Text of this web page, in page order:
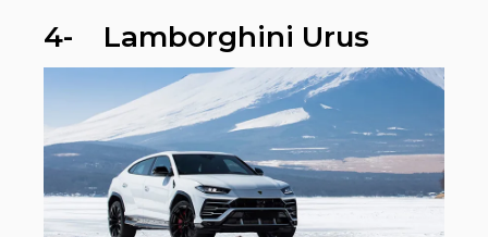
4- Lamborghini Urus